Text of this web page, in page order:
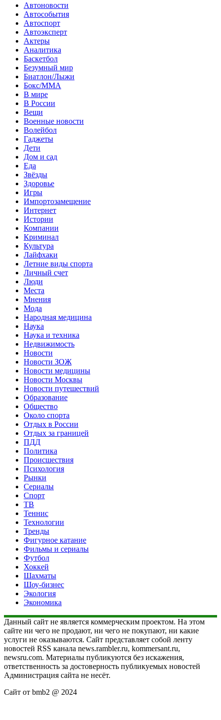
Автоновости
Автособытия
Автоспорт
Автоэксперт
Актеры
Аналитика
Баскетбол
Безумный мир
Биатлон/Лыжи
Бокс/MMA
В мире
В России
Вещи
Военные новости
Волейбол
Гаджеты
Дети
Дом и сад
Еда
Звёзды
Здоровье
Игры
Импортозамещение
Интернет
Истории
Компании
Криминал
Культура
Лайфхаки
Летние виды спорта
Личный счет
Люди
Места
Мнения
Мода
Народная медицина
Наука
Наука и техника
Недвижимость
Новости
Новости ЗОЖ
Новости медицины
Новости Москвы
Новости путешествий
Образование
Общество
Около спорта
Отдых в России
Отдых за границей
ПДД
Политика
Происшествия
Психология
Рынки
Сериалы
Спорт
ТВ
Теннис
Технологии
Тренды
Фигурное катание
Фильмы и сериалы
Футбол
Хоккей
Шахматы
Шоу-бизнес
Экология
Экономика
Данный сайт не является коммерческим проектом. На этом
сайте ни чего не продают, ни чего не покупают, ни какие
услуги не оказываются. Сайт представляет собой ленту
новостей RSS канала news.rambler.ru, kommersant.ru,
newsru.com. Материалы публикуются без искажения,
ответственность за достоверность публикуемых новостей
Администрация сайта не несёт.
Сайт от bmb2 @ 2024